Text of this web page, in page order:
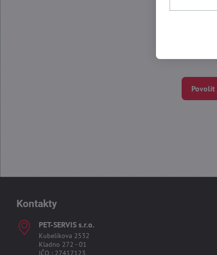
Povolit
Kontakty
PET-SERVIS s​.r​.o​.
Kubelíkova 2532
Kladno 272 - 01
IČO : 27417123